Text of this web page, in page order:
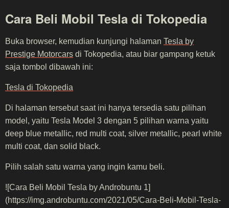
Cara Beli Mobil Tesla di Tokopedia
Buka browser, kemudian kunjungi halaman Tesla by
Prestige Motorcars di Tokopedia, atau biar gampang ketuk
saja tombol dibawah ini:
Tesla di Tokopedia
Di halaman tersebut saat ini hanya tersedia satu pilihan
model, yaitu Tesla Model 3 dengan 5 pilihan warna yaitu
deep blue metallic, red multi coat, silver metallic, pearl white
multi coat, dan solid black.
Pilih salah satu warna yang ingin kamu beli.
![Cara Beli Mobil Tesla by Androbuntu 1]
(https://img.androbuntu.com/2021/05/Cara-Beli-Mobil-Tesla-